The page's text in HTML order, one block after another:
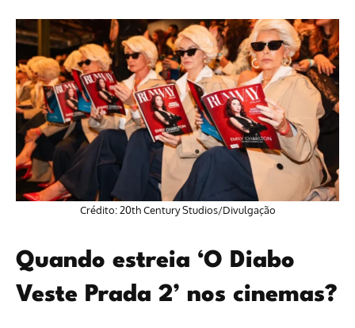
Crédito: 20th Century Studios/Divulgação
Quando estreia ‘O Diabo
Veste Prada 2’ nos cinemas?